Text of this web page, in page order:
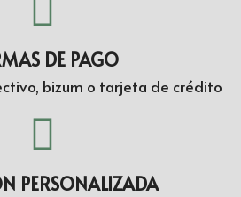
DE PAGO
bizum o tarjeta de crédito
PERSONALIZADA